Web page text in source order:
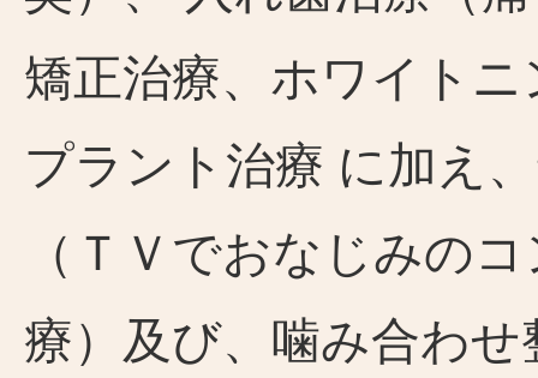
矯正治療、ホワイト
プラント治療 に加え
（ＴＶでおなじみの
療）及び、噛み合わ